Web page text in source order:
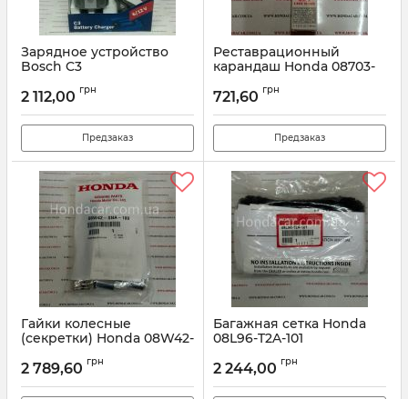
Зарядное устройство
Bosch C3
2 112,00 грн
Предзаказ
Реставрационный
карандаш Honda 08703-
Артикул: 08703NH797MAHA1
721,60 грн
Предзаказ
Гайки колесные
(секретки) Honda 08W42-
Артикул: 08W42SNA100
2 789,60 грн
Багажная сетка Honda
08L96-T2A-101
2 244,00 грн